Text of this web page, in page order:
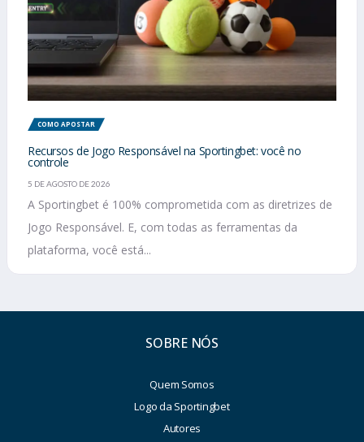
COMO APOSTAR
Recursos de Jogo Responsável na Sportingbet: você no
controle
5 DE AGOSTO DE 2026
A Sportingbet é 100% comprometida com as diretrizes de
Jogo Responsável. E, com todas as ferramentas da
plataforma, você está...
SOBRE NÓS
Quem Somos
Logo da Sportingbet
Autores